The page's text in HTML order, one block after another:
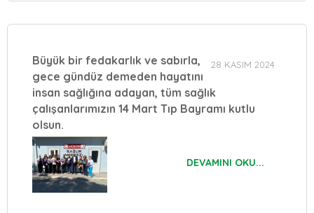
28 KASIM 2024
Büyük bir fedakarlık ve sabırla,
gece gündüz demeden hayatını
insan sağlığına adayan, tüm sağlık
çalışanlarımızın 14 Mart Tıp Bayramı kutlu
olsun.
DEVAMINI OKU...